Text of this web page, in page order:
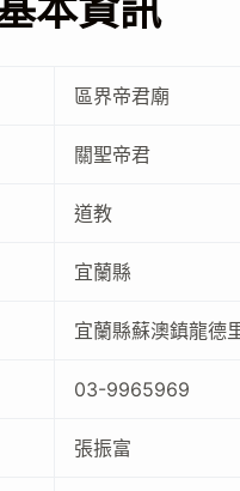
區界帝君廟
關聖帝君
道教
宜蘭縣
宜蘭縣蘇澳鎮龍德
03-9965969
張振富